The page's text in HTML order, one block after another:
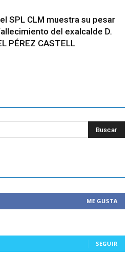
SPL CLM muestra su pesar
del exalcalde D.
PÉREZ CASTELL
ME GUSTA
SEGUIR